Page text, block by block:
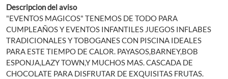
Descripcion del aviso
"EVENTOS MAGICOS" TENEMOS DE TODO PARA
CUMPLEAÑOS Y EVENTOS INFANTILES JUEGOS INFLABES
TRADICIONALES Y TOBOGANES CON PISCINA IDEALES
PARA ESTE TIEMPO DE CALOR. PAYASOS,BARNEY,BOB
ESPONJA,LAZY TOWN,Y MUCHOS MAS. CASCADA DE
CHOCOLATE PARA DISFRUTAR DE EXQUISITAS FRUTAS.